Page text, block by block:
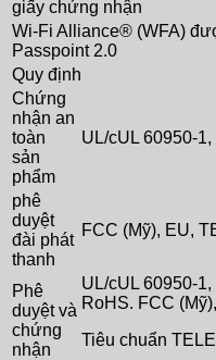
giấy chứng nhận
Wi-Fi Alliance® (WFA)
Passpoint 2.0
Quy định
Chứng
nhận an
toàn
sản
phẩm
UL/cUL 60950-
phê
duyệt
đài phát
thanh
FCC (Mỹ), EU,
Phê
duyệt và
chứng
nhận
UL/cUL 60950-
RoHS. FCC
Tiêu chuẩn